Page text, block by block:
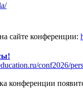
сайте конференции:
conf2026/
конференции